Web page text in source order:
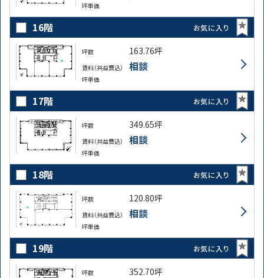
坪単価
16階 お気に入り
坪数 163.76坪
賃料（共益費込） 相談
坪単価
17階 お気に入り
坪数 349.65坪
賃料（共益費込） 相談
坪単価
18階 お気に入り
坪数 120.80坪
賃料（共益費込） 相談
坪単価
19階 お気に入り
坪数 352.70坪